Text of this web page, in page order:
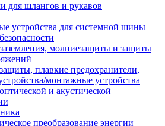
для шлангов и рукавов
устройства для системной шины
молниезащиты и защиты
плавкие предохранители,
монтажные устройства
и акустической
преобразование энергии